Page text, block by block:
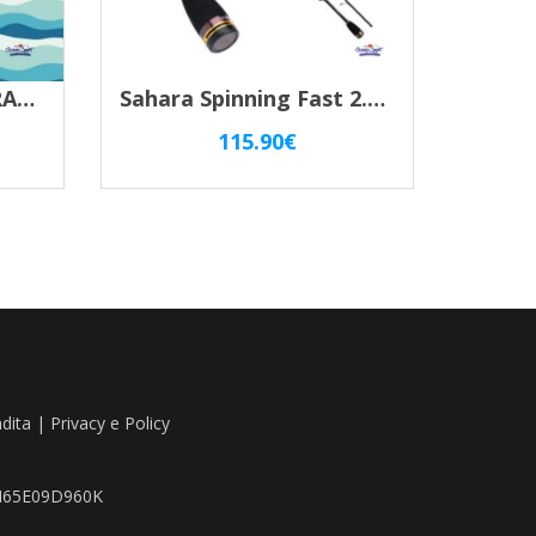
RAGLOU 5.5cm – TIGRATO
Sahara Spinning Fast 2.69m 14-42gr Shimano 2pz
115.90€
| Privacy e Policy